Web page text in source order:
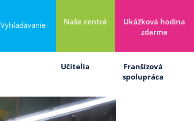
Vyhľadávanie Naše centrá
Ukážková hodina
zdarma
Učitelia
Franšízová
spolupráca